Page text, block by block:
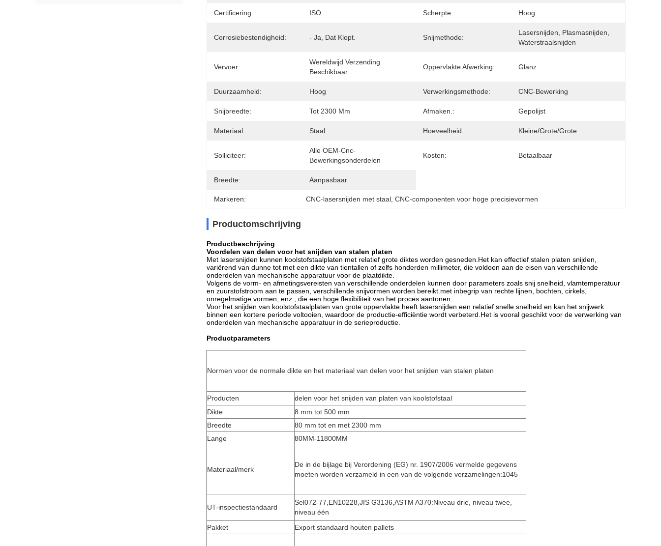
Certificering ISO Scherpte: Hoog
Corrosiebestendigheid: - Ja, Dat Klopt. Snijmethode:
Lasersnijden, Plasmasnijden,
Waterstraalsnijden
Vervoer:
Wereldwijd Verzending
Beschikbaar
Oppervlakte Afwerking: Glanz
Duurzaamheid: Hoog Verwerkingsmethode: CNC-Bewerking
Snijbreedte: Tot 2300 Mm Afmaken.: Gepolijst
Materiaal: Staal Hoeveelheid: Kleine/grote/grote
Solliciteer:
Alle OEM-Cnc-
Bewerkingsonderdelen
Kosten: Betaalbaar
Breedte: Aanpasbaar
Markeren: CNC-lasersnijden met staal , CNC-componenten voor hoge precisievormen
Productomschrijving
Productbeschrijving
Voordelen van delen voor het snijden van stalen platen
Met lasersnijden kunnen koolstofstaalplaten met relatief grote diktes worden gesneden.Het kan effectief stalen platen snijden,
variërend van dunne tot met een dikte van tientallen of zelfs honderden millimeter, die voldoen aan de eisen van verschillende
onderdelen van mechanische apparatuur voor de plaatdikte.
Volgens de vorm- en afmetingsvereisten van verschillende onderdelen kunnen door parameters zoals snij snelheid, vlamtemperatuur
en zuurstofstroom aan te passen, verschillende snijvormen worden bereikt.met inbegrip van rechte lijnen, bochten, cirkels,
onregelmatige vormen, enz., die een hoge flexibiliteit van het proces aantonen.
Voor het snijden van koolstofstaalplaten van grote oppervlakte heeft lasersnijden een relatief snelle snelheid en kan het snijwerk
binnen een kortere periode voltooien, waardoor de productie-efficiëntie wordt verbeterd.Het is vooral geschikt voor de verwerking van
onderdelen van mechanische apparatuur in de serieproductie.
Productparameters
Normen voor de normale dikte en het materiaal van delen voor het snijden van stalen platen
Producten
delen voor het snijden van platen van koolstofstaal
Dikte
8 mm tot 500 mm
Breedte
80 mm tot en met 2300 mm
Lange
80MM-11800MM
Materiaal/merk
De in de bijlage bij Verordening (EG) nr. 1907/2006 vermelde gegevens
moeten worden verzameld in een van de volgende verzamelingen:1045
UT-inspectiestandaard
Sel072-77,EN10228,JIS G3136,ASTM A370:Niveau drie, niveau twee,
niveau één
Pakket
Export standaard houten pallets